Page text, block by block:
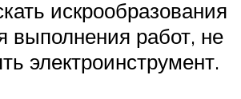
искрообразования
выполнения работ, не
электроинструмент.